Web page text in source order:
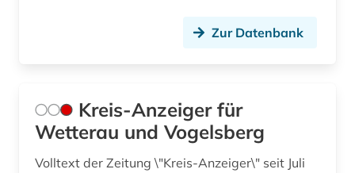
Zur Datenbank
Kreis-Anzeiger für
Wetterau und Vogelsberg
Volltext der Zeitung \"Kreis-Anzeiger\" seit Juli